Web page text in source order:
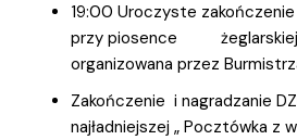
19:00 Uroczyste zakończenie
przy piosence żeglarskiej
organizowana przez
Zakończenie i nagradzanie
najładniejszej „ Pocztówka z